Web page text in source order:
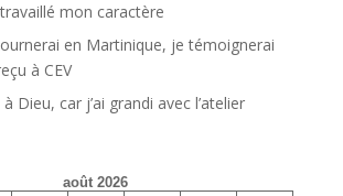
mon caractère
en Martinique, je témoignerai
à CEV
Dieu, car j’ai grandi avec l’atelier
août 2026